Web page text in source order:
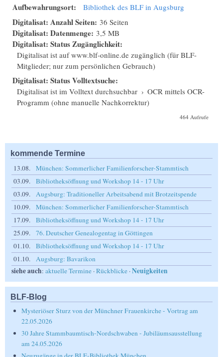
Aufbewahrungsort: Bibliothek des BLF in Augsburg
Digitalisat: Anzahl Seiten: 36 Seiten
Digitalisat: Datenmenge: 3,5 MB
Digitalisat: Status Zugänglichkeit:
Digitalisat ist auf www.blf-online.de zugänglich (für BLF-
Mitglieder; nur zum persönlichen Gebrauch)
Digitalisat: Status Volltextsuche:
Digitalisat ist im Volltext durchsuchbar › OCR mittels OCR-
Programm (ohne manuelle Nachkorrektur)
464 Aufrufe
kommende Termine
13.08.
München: Sommerlicher Familienforscher-Stammtisch
03.09.
Bibliotheksöffnung und Workshop 14 - 17 Uhr
03.09.
Augsburg: Traditioneller Arbeitsabend mit Brotzeitspende
10.09.
München: Sommerlicher Familienforscher-Stammtisch
17.09.
Bibliotheksöffnung und Workshop 14 - 17 Uhr
25.09.
76. Deutscher Genealogentag in Göttingen
01.10.
Bibliotheksöffnung und Workshop 14 - 17 Uhr
01.10.
Augsburg: Bavarikon
siehe auch: aktuelle Termine ·Rückblicke ·Neuigkeiten
BLF-Blog
Mysteriöser Sturz von der Münchner Frauenkirche - Vortrag am
22.05.2026
30 Jahre Stammbaumtisch-Nordschwaben - Jubiläumsausstellung
am 24.05.2026